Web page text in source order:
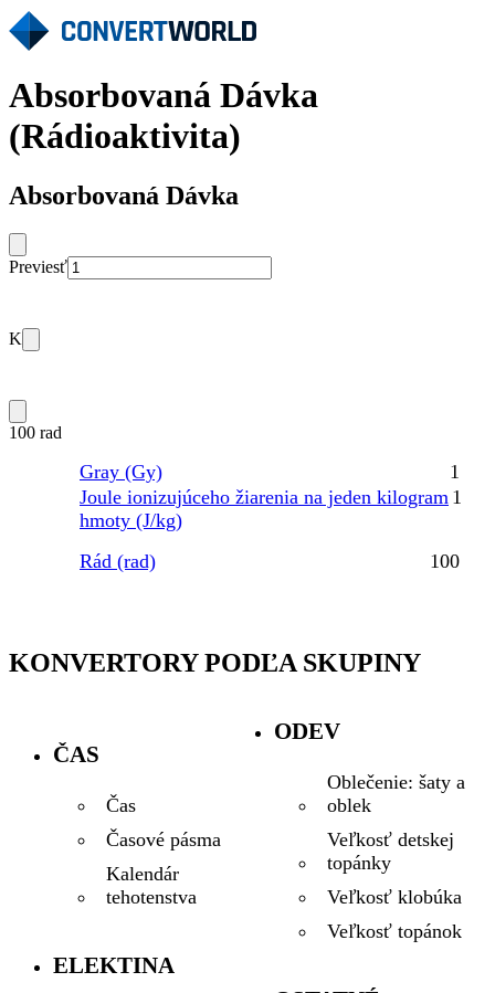
Absorbovaná Dávka
(Rádioaktivita)
Absorbovaná Dávka
Previesť
K
100 rad
Gray (Gy)
1
Joule ionizujúceho žiarenia na jeden kilogram
hmoty (J/kg)
1
Rád (rad) 100
KONVERTORY PODĽA SKUPINY
ČAS
Čas
Časové pásma
Kalendár
tehotenstva
ELEKTINA
ODEV
Oblečenie: šaty a
oblek
Veľkosť detskej
topánky
Veľkosť klobúka
Veľkosť topánok